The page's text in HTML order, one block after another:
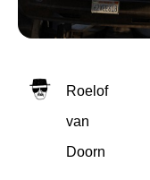
Roelof
van
Doorn